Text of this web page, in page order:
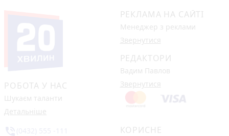
РОБОТА У НАС
Шукаєм таланти
Детальніше
РЕКЛАМА НА САЙТІ
Менеджер з реклами
Звернутися
РЕДАКТОРИ
Вадим Павлов
Звернутися
КОРИСНЕ